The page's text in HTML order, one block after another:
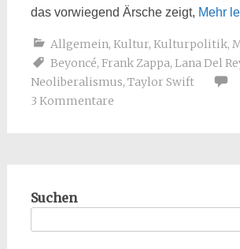
das vorwiegend Ärsche zeigt, Mehr
Allgemein, Kultur, Kulturpolitik,
Beyoncé, Frank Zappa, Lana Del
Neoliberalismus, Taylor Swift
3 Kommentare
Suchen